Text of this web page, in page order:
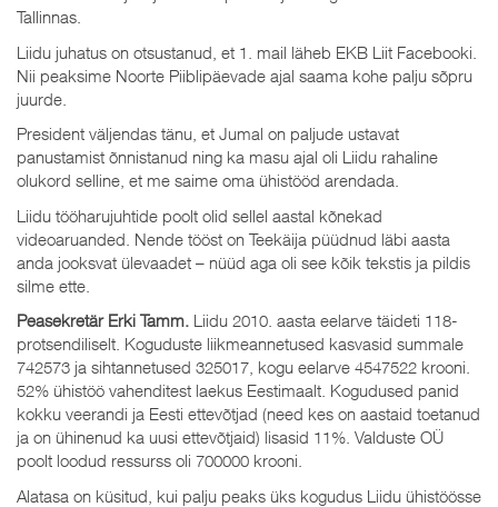
Tallinnas.
Liidu juhatus on otsustanud, et 1. mail läheb EKB Liit Facebooki.
Nii peaksime Noorte Piiblipäevade ajal saama kohe palju sõpru
juurde.
President väljendas tänu, et Jumal on paljude ustavat
panustamist õnnistanud ning ka masu ajal oli Liidu rahaline
olukord selline, et me saime oma ühistööd arendada.
Liidu tööharujuhtide poolt olid sellel aastal kõnekad
videoaruanded. Nende tööst on Teekäija püüdnud läbi aasta
anda jooksvat ülevaadet – nüüd aga oli see kõik tekstis ja pildis
silme ette.
Peasekretär Erki Tamm. Liidu 2010. aasta eelarve täideti 118-
protsendiliselt. Koguduste liikmeannetused kasvasid summale
742573 ja sihtannetused 325017, kogu eelarve 4547522 krooni.
52% ühistöö vahenditest laekus Eestimaalt. Kogudused panid
kokku veerandi ja Eesti ettevõtjad (need kes on aastaid toetanud
ja on ühinenud ka uusi ettevõtjaid) lisasid 11%. Valduste OÜ
poolt loodud ressurss oli 700000 krooni.
Alatasa on küsitud, kui palju peaks üks kogudus Liidu ühistöösse